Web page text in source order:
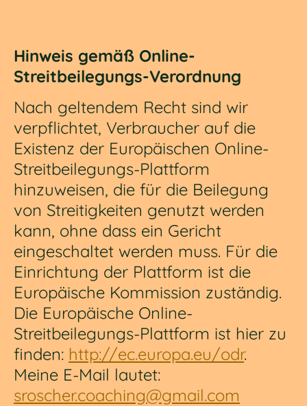
Hinweis gemäß Online-
Streitbeilegungs-Verordnung
Nach geltendem Recht sind wir
verpflichtet, Verbraucher auf die
Existenz der Europäischen Online-
Streitbeilegungs-Plattform
hinzuweisen, die für die Beilegung
von Streitigkeiten genutzt werden
kann, ohne dass ein Gericht
eingeschaltet werden muss. Für die
Einrichtung der Plattform ist die
Europäische Kommission zuständig.
Die Europäische Online-
Streitbeilegungs-Plattform ist hier zu
finden: http://ec.europa.eu/odr.
Meine E-Mail lautet:
sroscher.coaching@gmail.com